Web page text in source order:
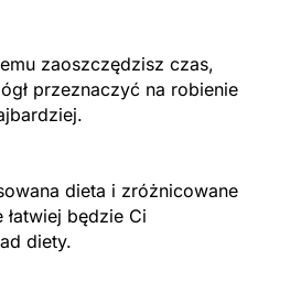
zaoszczędzisz czas,
przeznaczyć na robienie
dieta i zróżnicowane
będzie Ci
diety.